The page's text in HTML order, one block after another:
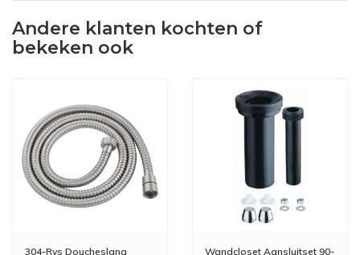
Andere klanten kochten of
bekeken ook
304-Rvs Doucheslang
Wandcloset Aansluitset 90-